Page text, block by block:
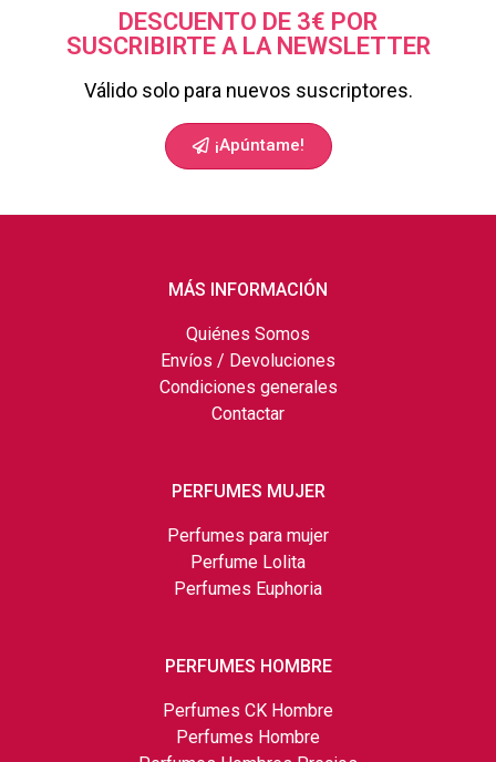
DESCUENTO DE 3€ POR
SUSCRIBIRTE A LA NEWSLETTER
Válido solo para nuevos suscriptores.
¡Apúntame!
MÁS INFORMACIÓN
Quiénes Somos
Envíos / Devoluciones
Condiciones generales
Contactar
PERFUMES MUJER
Perfumes para mujer
Perfume Lolita
Perfumes Euphoria
PERFUMES HOMBRE
Perfumes CK Hombre
Perfumes Hombre